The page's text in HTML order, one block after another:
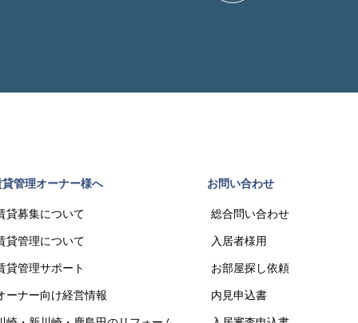
貸管理オーナー様へ
貸募集について
貸管理について
貸管理サポート
ーナー向け経営情報
お問い合わせ
総合問い合わせ
入居者様用
お部屋探し依頼
内見申込書